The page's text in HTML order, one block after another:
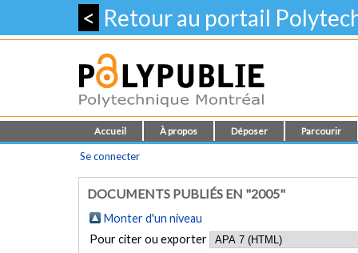
< Retour au portail
Accueil À propos Déposer Parcourir
Se connecter
DOCUMENTS PUBLIÉS EN "2005"
Monter d'un niveau
Pour citer ou exporter